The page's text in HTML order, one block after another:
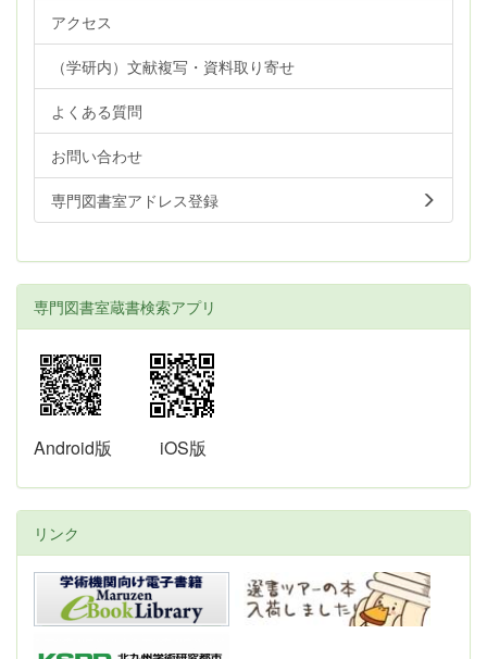
アクセス
（学研内）文献複写・資料取り寄せ
よくある質問
お問い合わせ
専門図書室アドレス登録
専門図書室蔵書検索アプリ
Android版 iOS版
リンク